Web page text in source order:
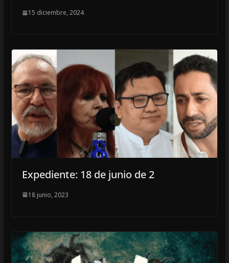
15 diciembre, 2024
Expediente: 18 de junio de 2
18 junio, 2023